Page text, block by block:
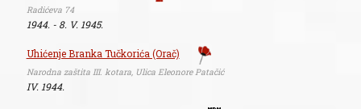
Radićeva 74
1944. - 8. V. 1945.
Uhićenje Branka Tučkorića (Orač)
Narodna zaštita III. kotara, Ulica Eleonore Patačić
IV. 1944.